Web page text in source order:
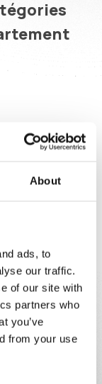
About
ads, to
our traffic.
of our site with
partners who
you’ve
from your use
des gardiens
équipes de
des
au sein des
de chaque